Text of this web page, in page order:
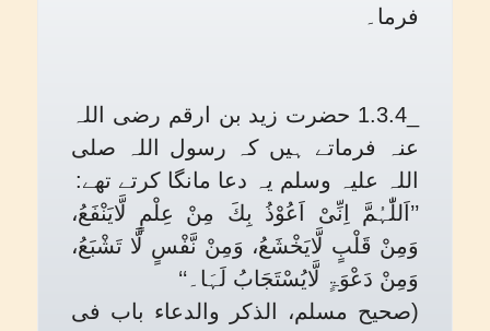
فرما۔
_1.3.4 حضرت زید بن ارقم رضی اللہ
عنہ فرماتے ہیں کہ رسول اللہ صلی
اللہ علیہ وسلم یہ دعا مانگا کرتے تھے:
’’اَللّٰہُمَّ اِنِّیْ اَعُوْذُ بِكَ مِنْ عِلْمٍ لَّایَنْفَعُ،
وَمِنْ قَلْبٍ لَّایَخْشَعُ، وَمِنْ نَّفْسٍ لَّا تَشْبَعُ،
وَمِنْ دَعْوَۃٍ لَّایُسْتَجَابُ لَہَا۔‘‘
(صحیح مسلم، الذکر والدعاء باب فی